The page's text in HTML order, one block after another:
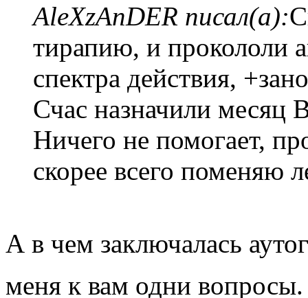
AleXzAnDER писал(а):
тирапию, и прокололи
спектра действия,
Счас назначили месяц
Ничего не помогает,
скорее всего поменяю
А в чем заключалась
меня к вам одни